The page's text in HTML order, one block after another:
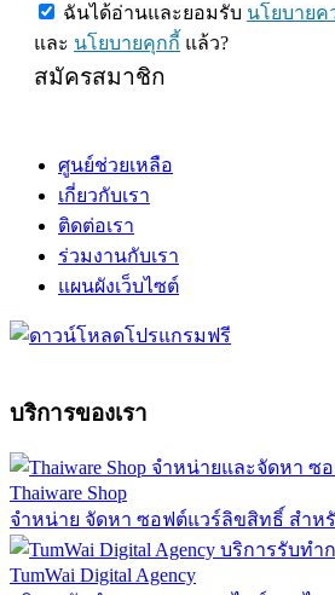
ฉันได้อ่านและยอมรับ นโยบายค
และ นโยบายคุกกี้ แล้ว?
สมัครสมาชิก
ศูนย์ช่วยเหลือ
เกี่ยวกับเรา
ติดต่อเรา
ร่วมงานกับเรา
แผนผังเว็บไซต์
บริการของเรา
Thaiware Shop
จำหน่าย จัดหา ซอฟต์แวร์ลิขสิทธิ์ สำห
TumWai Digital Agency